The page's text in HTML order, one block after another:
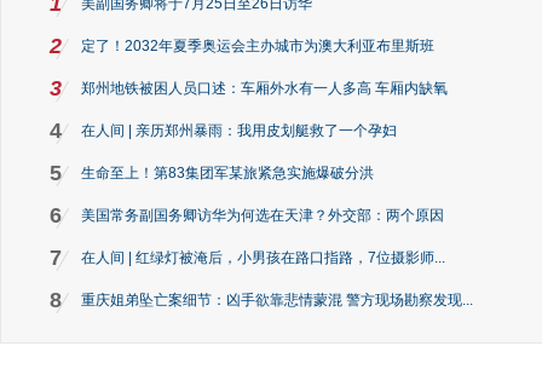
美副国务卿将于7月25日至26日访华
2 定了！2032年夏季奥运会主办城市为澳大利亚布里斯班
3 郑州地铁被困人员口述：车厢外水有一人多高 车厢内缺氧
4 在人间 | 亲历郑州暴雨：我用皮划艇救了一个孕妇
5 生命至上！第83集团军某旅紧急实施爆破分洪
6 美国常务副国务卿访华为何选在天津？外交部：两个原因
7 在人间 | 红绿灯被淹后，小男孩在路口指路，7位摄影师...
8 重庆姐弟坠亡案细节：凶手欲靠悲情蒙混 警方现场勘察发现...